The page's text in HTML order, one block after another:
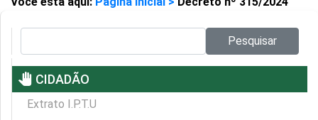
Pesquisar
pan_tool CIDADÃO
Extrato I.P.T.U